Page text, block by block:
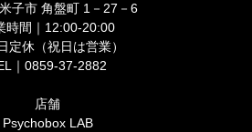
子市 角盤町 1－27－6
時間｜12:00-20:00
定休（祝日は営業）
｜0859-37-2882
店舗
Psychobox LAB